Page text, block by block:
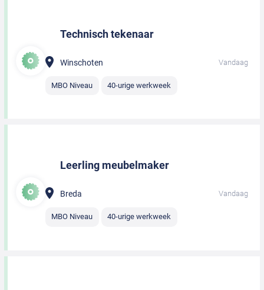
Technisch tekenaar
Winschoten Vandaag
MBO Niveau 40-urige werkweek
Leerling meubelmaker
Breda Vandaag
MBO Niveau 40-urige werkweek